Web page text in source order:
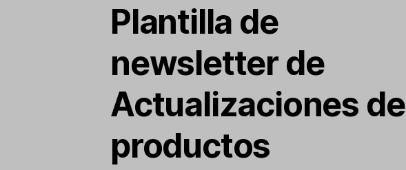
Plantilla de
newsletter de
Actualizaciones de
productos